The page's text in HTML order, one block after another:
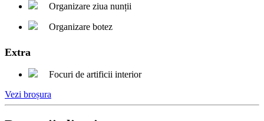
Organizare ziua nunții
Organizare botez
Extra
Focuri de artificii interior
Vezi broșura